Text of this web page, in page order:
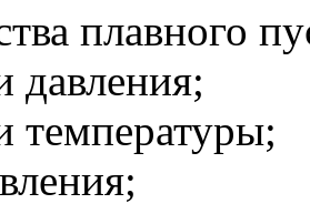
плавного
давления;
температуры;